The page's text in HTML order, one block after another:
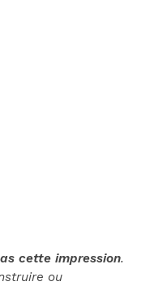
cette impression.
ou